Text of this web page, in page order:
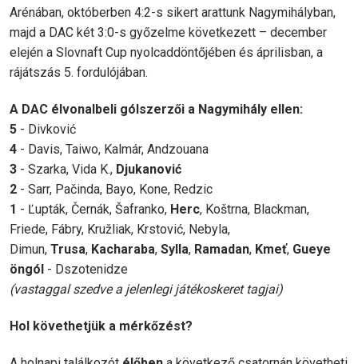
Arénában, októberben 4:2-s sikert arattunk Nagymihályban,
majd a DAC két 3:0-s győzelme következett – december
elején a Slovnaft Cup nyolcaddöntőjében és áprilisban, a
rájátszás 5. fordulójában.
A DAC élvonalbeli gólszerzői a Nagymihály ellen:
5 - Divković
4 - Davis, Taiwo, Kalmár, Andzouana
3 - Szarka, Vida K., Djukanović
2 - Sarr, Pačinda, Bayo, Kone, Redzic
1 - Ľupták, Černák, Šafranko, Herc, Koštrna, Blackman,
Friede, Fábry, Kružliak, Krstović, Nebyla,
Dimun, Trusa, Kacharaba, Sylla, Ramadan, Kmeť, Gueye
öngól - Dszotenidze
(vastaggal szedve a jelenlegi játékoskeret tagjai)
Hol követhetjük a mérkőzést?